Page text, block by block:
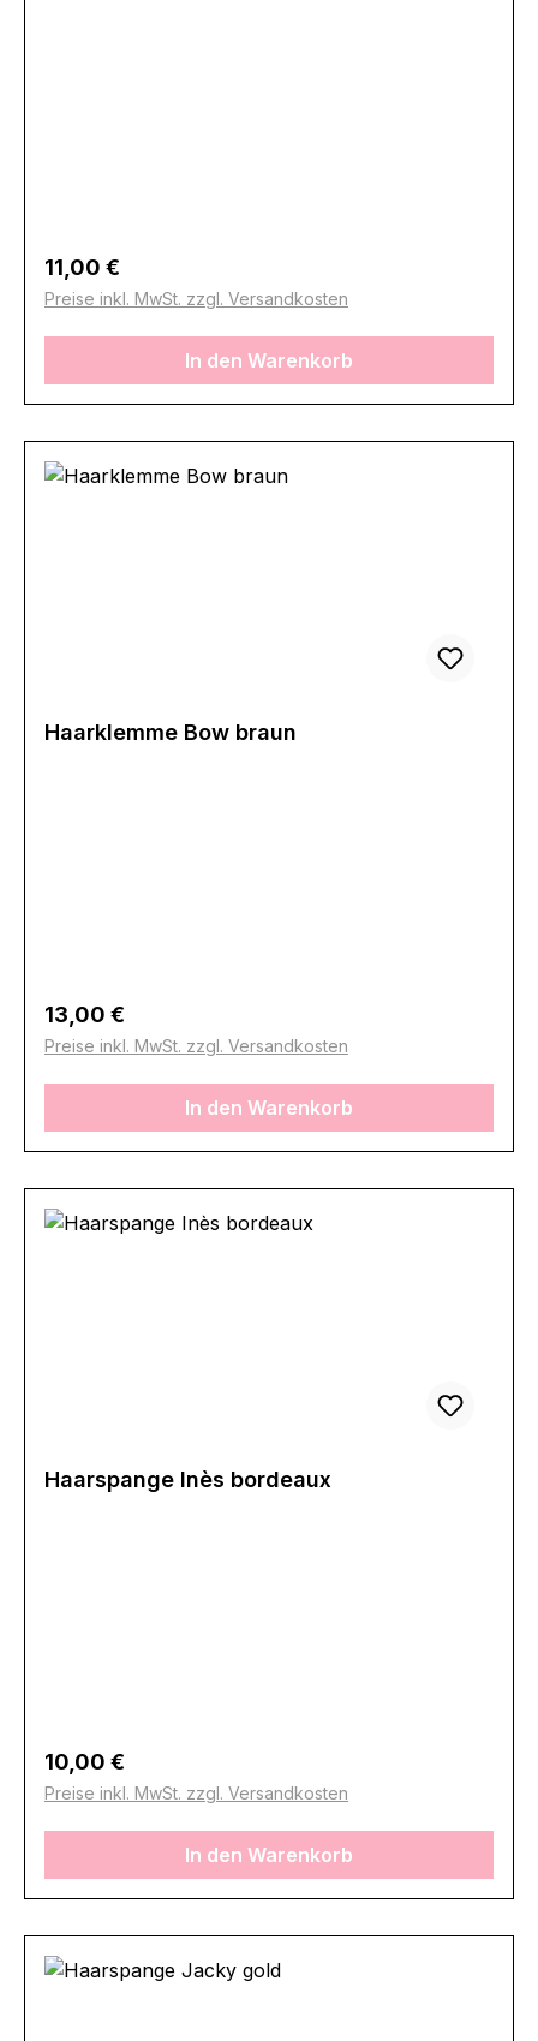
Regulärer Preis:
11,00 €
Preise inkl. MwSt. zzgl. Versandkosten
In den Warenkorb
Haarklemme Bow braun
Regulärer Preis:
13,00 €
Preise inkl. MwSt. zzgl. Versandkosten
In den Warenkorb
Haarspange Inès bordeaux
Regulärer Preis:
10,00 €
Preise inkl. MwSt. zzgl. Versandkosten
In den Warenkorb